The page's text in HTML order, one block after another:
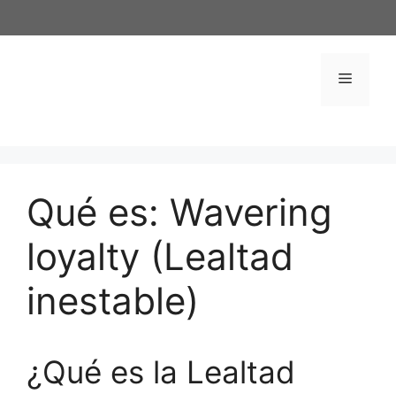
al
Menú
Qué es: Wavering
loyalty (Lealtad
inestable)
¿Qué es la Lealtad